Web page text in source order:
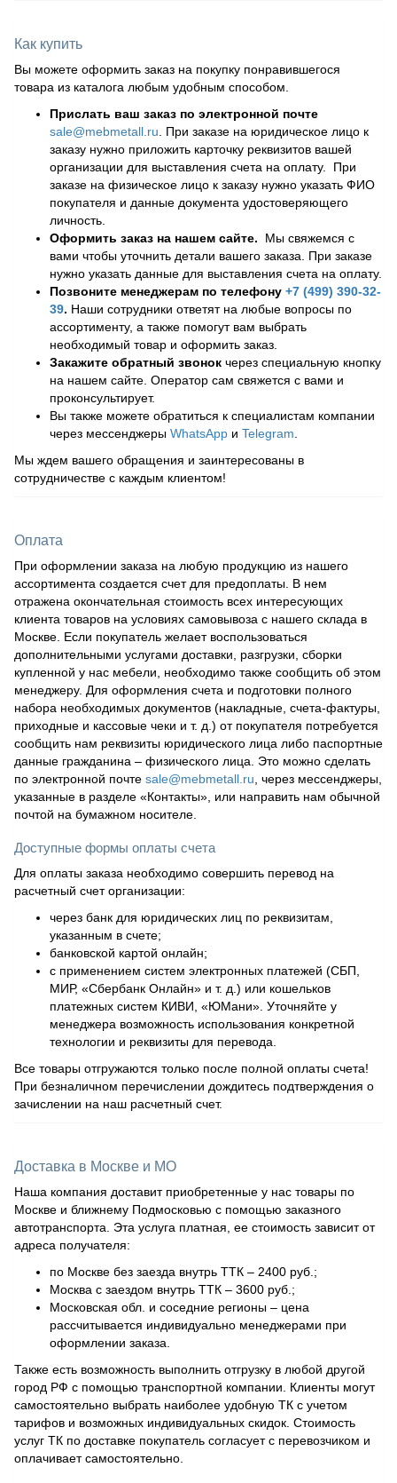
Как купить
Вы можете оформить заказ на покупку понравившегося
товара из каталога любым удобным способом.
Прислать ваш заказ по электронной почте
sale@mebmetall.ru. При заказе на юридическое лицо к
заказу нужно приложить карточку реквизитов вашей
организации для выставления счета на оплату. При
заказе на физическое лицо к заказу нужно указать ФИО
покупателя и данные документа удостоверяющего
личность.
Оформить заказ на нашем сайте. Мы свяжемся с
вами чтобы уточнить детали вашего заказа. При заказе
нужно указать данные для выставления счета на оплату.
Позвоните менеджерам по телефону +7 (499) 390-32-
39. Наши сотрудники ответят на любые вопросы по
ассортименту, а также помогут вам выбрать
необходимый товар и оформить заказ.
Закажите обратный звонок через специальную кнопку
на нашем сайте. Оператор сам свяжется с вами и
проконсультирует.
Вы также можете обратиться к специалистам компании
через мессенджеры WhatsApp и Telegram.
Мы ждем вашего обращения и заинтересованы в
сотрудничестве с каждым клиентом!
Оплата
При оформлении заказа на любую продукцию из нашего
ассортимента создается счет для предоплаты. В нем
отражена окончательная стоимость всех интересующих
клиента товаров на условиях самовывоза с нашего склада в
Москве. Если покупатель желает воспользоваться
дополнительными услугами доставки, разгрузки, сборки
купленной у нас мебели, необходимо также сообщить об этом
менеджеру. Для оформления счета и подготовки полного
набора необходимых документов (накладные, счета-фактуры,
приходные и кассовые чеки и т. д.) от покупателя потребуется
сообщить нам реквизиты юридического лица либо паспортные
данные гражданина – физического лица. Это можно сделать
по электронной почте sale@mebmetall.ru, через мессенджеры,
указанные в разделе «Контакты», или направить нам обычной
почтой на бумажном носителе.
Доступные формы оплаты счета
Для оплаты заказа необходимо совершить перевод на
расчетный счет организации:
через банк для юридических лиц по реквизитам,
указанным в счете;
банковской картой онлайн;
с применением систем электронных платежей (СБП,
МИР, «Сбербанк Онлайн» и т. д.) или кошельков
платежных систем КИВИ, «ЮМани». Уточняйте у
менеджера возможность использования конкретной
технологии и реквизиты для перевода.
Все товары отгружаются только после полной оплаты счета!
При безналичном перечислении дождитесь подтверждения о
зачислении на наш расчетный счет.
Доставка в Москве и МО
Наша компания доставит приобретенные у нас товары по
Москве и ближнему Подмосковью с помощью заказного
автотранспорта. Эта услуга платная, ее стоимость зависит от
адреса получателя:
по Москве без заезда внутрь ТТК – 2400 руб.;
Москва с заездом внутрь ТТК – 3600 руб.;
Московская обл. и соседние регионы – цена
рассчитывается индивидуально менеджерами при
оформлении заказа.
Также есть возможность выполнить отгрузку в любой другой
город РФ с помощью транспортной компании. Клиенты могут
самостоятельно выбрать наиболее удобную ТК с учетом
тарифов и возможных индивидуальных скидок. Стоимость
услуг ТК по доставке покупатель согласует с перевозчиком и
оплачивает самостоятельно.